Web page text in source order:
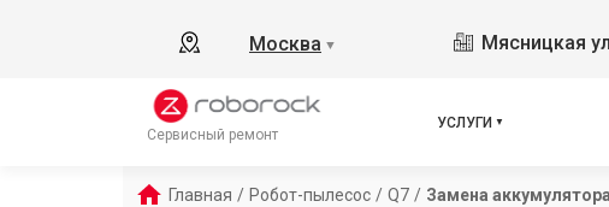
Москва ▼ Мясницкая
Сервисный ремонт
УСЛУГИ
Главная / Робот-пылесос / Q7 / Замена аккумулятора